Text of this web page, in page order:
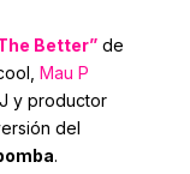
Better” de
Mau P
y productor
del
.